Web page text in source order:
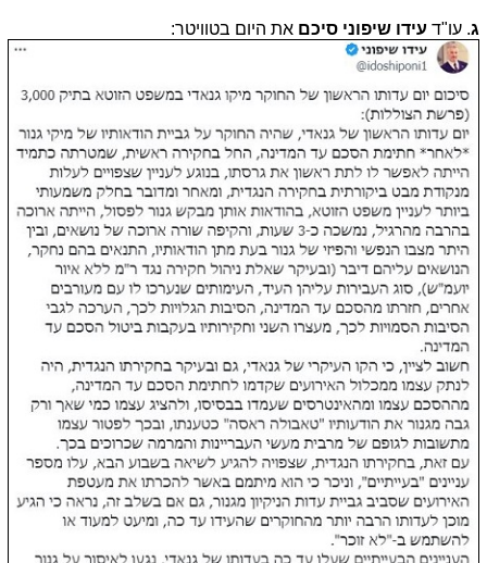
ג. עו"ד עידו שיפוני סיכם את היום בטוויטר: